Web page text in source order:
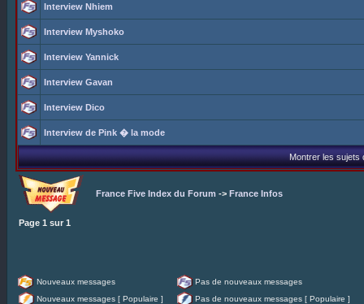
Interview Nhiem
Interview Myshoko
Interview Yannick
Interview Gavan
Interview Dico
Interview de Pink � la mode
Montrer les sujets
France Five Index du Forum -> France Infos
Page 1 sur 1
Nouveaux messages
Pas de nouveaux messages
Nouveaux messages [ Populaire ]
Pas de nouveaux messages [ Populaire ]